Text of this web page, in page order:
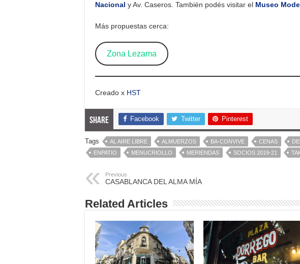
Nacional y Av. Caseros. También podés visitar el Museo
Más propuestas cerca:
Zona Lezama
Creado x HST
Share Facebook Twitter Pinterest
Tags AL AIRE LIBRE ALMUERZOS BA-CONVIVE CENAS
ENPATIO
MENUCRIOLLO MERIENDAS SOCIOS 2019-21
Previous
CASABLANCA DEL ALMA MÍA
Related Articles